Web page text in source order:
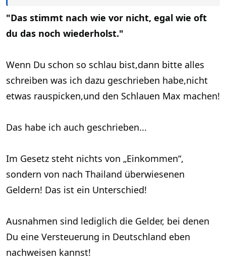
Was ich aus Vermögen überweise ist nicht steuerpflichtig.
"Das stimmt nach wie vor nicht, egal wie oft
du das noch wiederholst."
Wenn Du schon so schlau bist,dann bitte alles
schreiben was ich dazu geschrieben habe,nicht
etwas rauspicken,und den Schlauen Max machen!
Das habe ich auch geschrieben...
Im Gesetz steht nichts von „Einkommen“,
sondern von nach Thailand überwiesenen
Geldern! Das ist ein Unterschied!
Ausnahmen sind lediglich die Gelder, bei denen
Du eine Versteuerung in Deutschland eben
nachweisen kannst!